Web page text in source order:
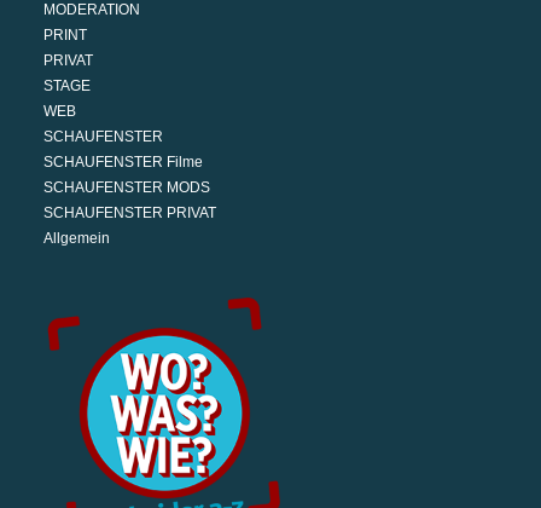
MODERATION
PRINT
PRIVAT
STAGE
WEB
SCHAUFENSTER
SCHAUFENSTER Filme
SCHAUFENSTER MODS
SCHAUFENSTER PRIVAT
Allgemein